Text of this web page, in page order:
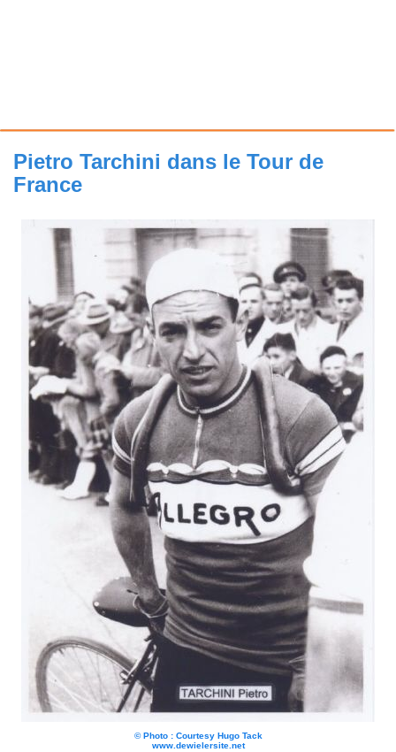
Pietro Tarchini dans le Tour de
France
© Photo : Courtesy Hugo Tack
www.dewielersite.net